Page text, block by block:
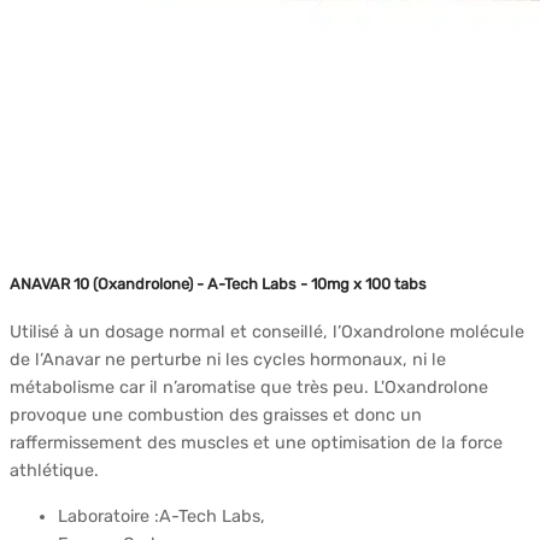
ANAVAR 10 (Oxandrolone) - A-Tech Labs - 10mg x 100 tabs
Utilisé à un dosage normal et conseillé, l’Oxandrolone molécule
de l’Anavar ne perturbe ni les cycles hormonaux, ni le
métabolisme car il n’aromatise que très peu. L'Oxandrolone
provoque une combustion des graisses et donc un
raffermissement des muscles et une optimisation de la force
athlétique.
Laboratoire :A-Tech Labs,